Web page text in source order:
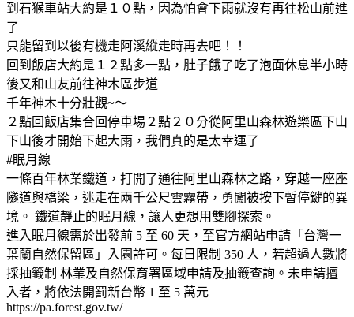
到石猴車站大約是１０點，因為怕會下雨就沒有再往松山前進
了
只能留到以後有機走阿溪縱走時再去吧！！
回到飯店大約是１２點多一點，肚子餓了吃了泡面休息半小時
後又和山友前往神木區步道
千年神木十分壯觀~～
２點回飯店集合回停車場２點２０分從阿里山森林遊樂區下山
下山後才開始下起大雨，我們真的是太幸運了
#眠月線
一條百年林業鐵道，打開了通往阿里山森林之路，穿越一座座
隧道與橋梁，迷走在兩千公尺雲霧帶，勇闖被按下暫停鍵的異
境。 鐵道靜止的眠月線，讓人更想用雙腳探索。
進入眠月線需於出發前 5 至 60 天，至官方網站申請「台灣一
葉蘭自然保留區」入園許可。每日限制 350 人，若超過人數將
採抽籤制 林業及自然保育署區域申請及抽籤查詢。未申請擅
入者，將依法開罰新台幣 1 至 5 萬元
https://pa.forest.gov.tw/